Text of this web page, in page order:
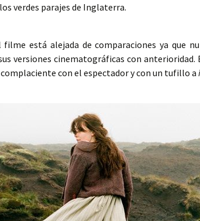
verdes parajes de Inglaterra.
filme está alejada de comparaciones ya que
versiones cinematográficas con anterioridad.
complaciente con el espectador y con un tufillo a